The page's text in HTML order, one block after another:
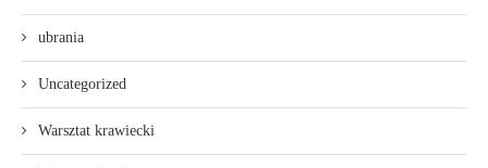
ubrania
Uncategorized
Warsztat krawiecki